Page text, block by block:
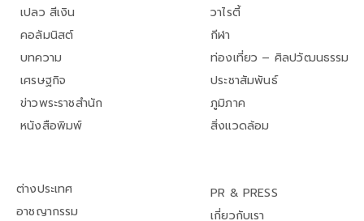
เปลว สีเงิน
คอลัมนิสต์
บทความ
เศรษฐกิจ
ข่าวพระราชสำนัก
หนังสือพิมพ์
วาไรตี้
กีฬา
ท่องเที่ยว – ศิลปวัฒนธรรม
ประชาสัมพันธ์
ภูมิภาค
สิ่งแวดล้อม
ต่างประเทศ
อาชญากรรม
PR & PRESS
เกี่ยวกับเรา